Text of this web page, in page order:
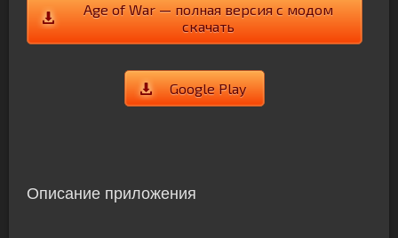
Age of War — полная версия с модом
скачать
Google Play
Описание приложения